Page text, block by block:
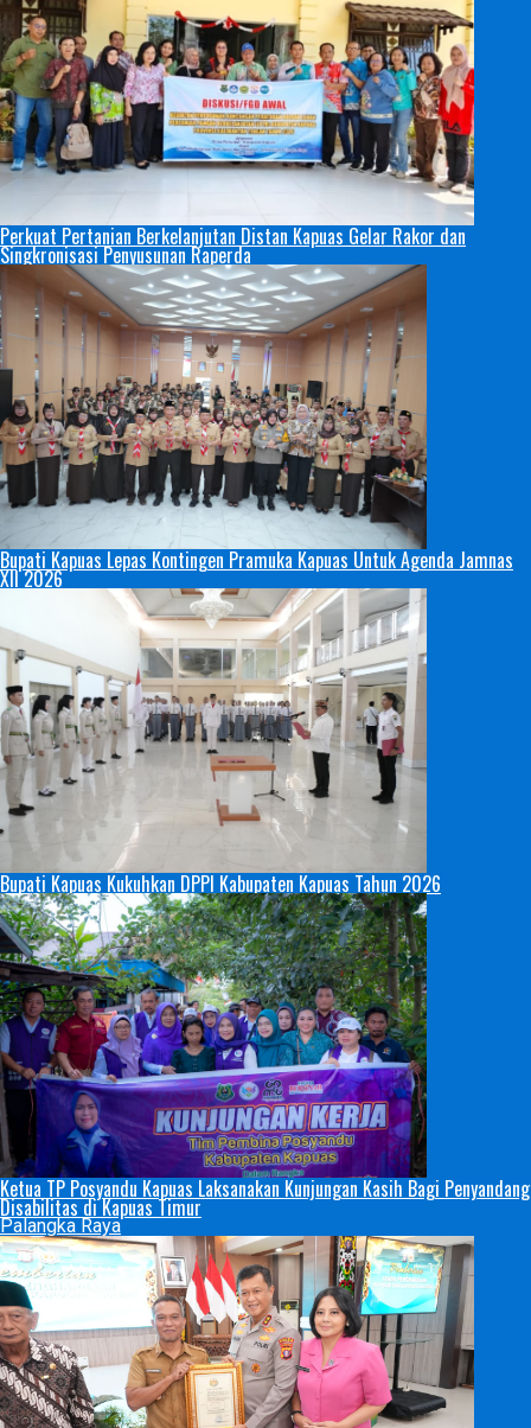
Perkuat Pertanian Berkelanjutan Distan Kapuas Gelar Rakor dan
Singkronisasi Penyusunan Raperda
Bupati Kapuas Lepas Kontingen Pramuka Kapuas Untuk Agenda Jamnas
XII 2026
Bupati Kapuas Kukuhkan DPPI Kabupaten Kapuas Tahun 2026
Ketua TP Posyandu Kapuas Laksanakan Kunjungan Kasih Bagi Penyandang
Disabilitas di Kapuas Timur
Palangka Raya